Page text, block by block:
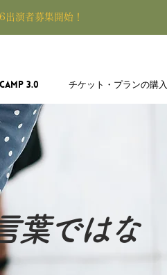
演者募集開始！
3.0 チケット・プランの購入
葉ではな